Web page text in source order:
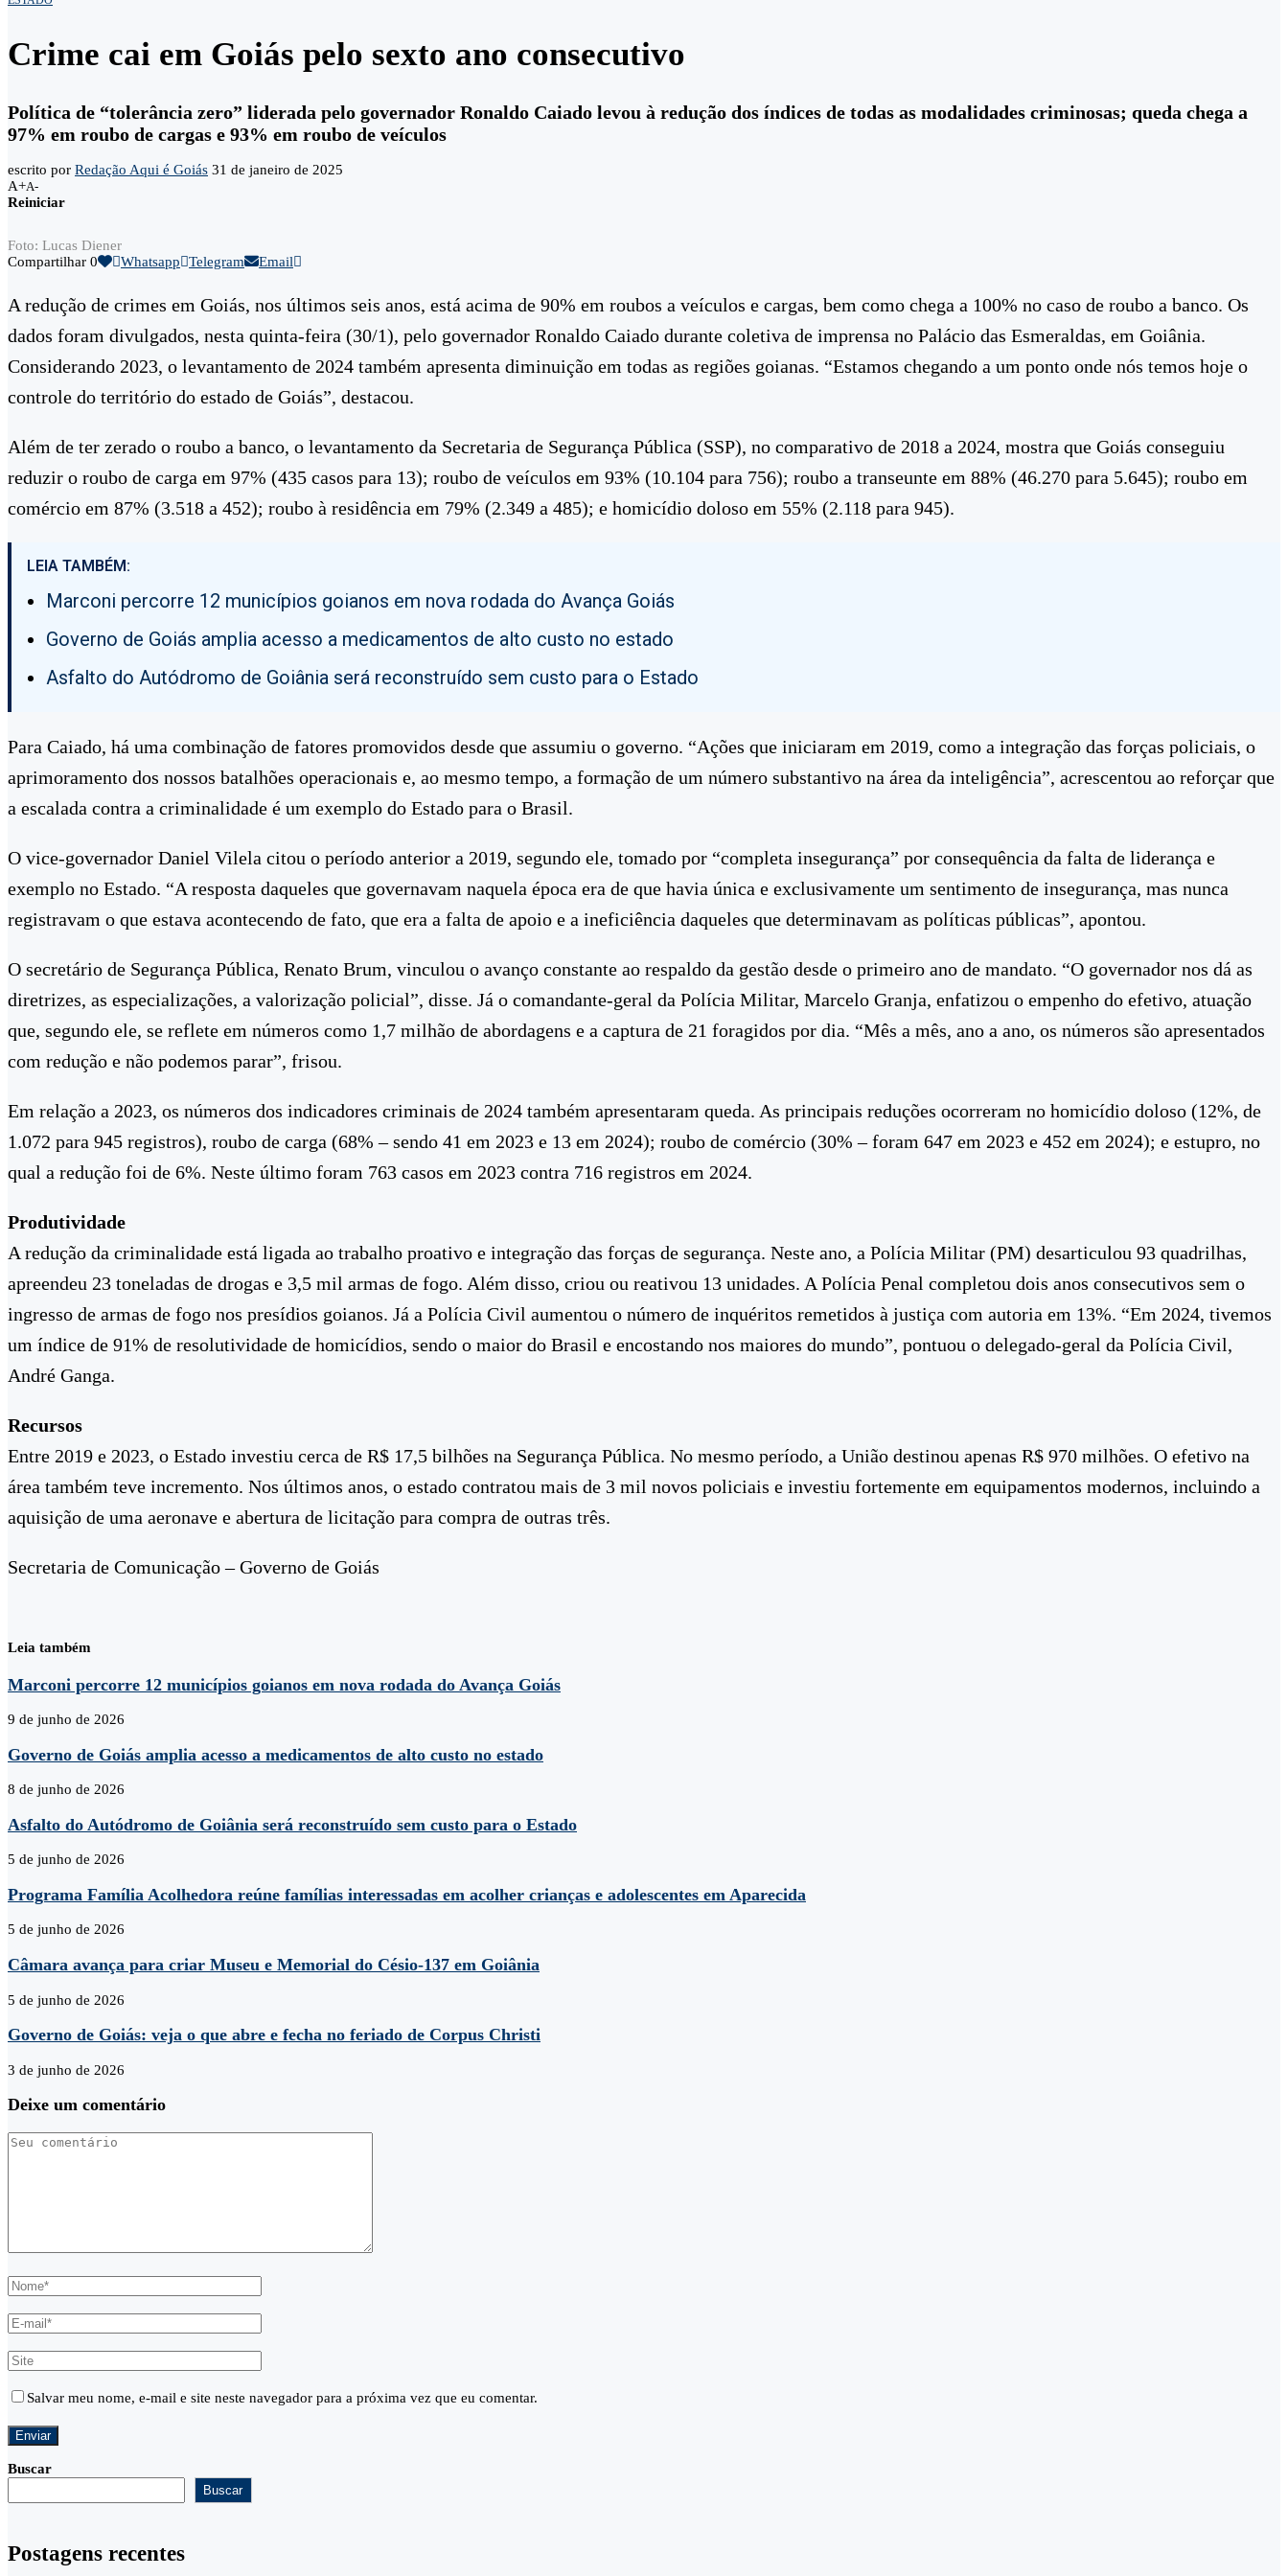
Crime cai em Goiás pelo sexto ano consecutivo
Política de “tolerância zero” liderada pelo governador Ronaldo Caiado levou à redução dos índices de todas as modalidades criminosas; queda chega a
97% em roubo de cargas e 93% em roubo de veículos
escrito por Redação Aqui é Goiás 31 de janeiro de 2025
A+A-
Reiniciar
Foto: Lucas Diener
Compartilhar 0 Whatsapp Telegram Email
A redução de crimes em Goiás, nos últimos seis anos, está acima de 90% em roubos a veículos e cargas, bem como chega a 100% no caso de roubo a banco. Os
dados foram divulgados, nesta quinta-feira (30/1), pelo governador Ronaldo Caiado durante coletiva de imprensa no Palácio das Esmeraldas, em Goiânia.
Considerando 2023, o levantamento de 2024 também apresenta diminuição em todas as regiões goianas. “Estamos chegando a um ponto onde nós temos hoje o
controle do território do estado de Goiás”, destacou.
Além de ter zerado o roubo a banco, o levantamento da Secretaria de Segurança Pública (SSP), no comparativo de 2018 a 2024, mostra que Goiás conseguiu
reduzir o roubo de carga em 97% (435 casos para 13); roubo de veículos em 93% (10.104 para 756); roubo a transeunte em 88% (46.270 para 5.645); roubo em
comércio em 87% (3.518 a 452); roubo à residência em 79% (2.349 a 485); e homicídio doloso em 55% (2.118 para 945).
LEIA TAMBÉM:
Marconi percorre 12 municípios goianos em nova rodada do Avança Goiás
Governo de Goiás amplia acesso a medicamentos de alto custo no estado
Asfalto do Autódromo de Goiânia será reconstruído sem custo para o Estado
Para Caiado, há uma combinação de fatores promovidos desde que assumiu o governo. “Ações que iniciaram em 2019, como a integração das forças policiais, o
aprimoramento dos nossos batalhões operacionais e, ao mesmo tempo, a formação de um número substantivo na área da inteligência”, acrescentou ao reforçar que
a escalada contra a criminalidade é um exemplo do Estado para o Brasil.
O vice-governador Daniel Vilela citou o período anterior a 2019, segundo ele, tomado por “completa insegurança” por consequência da falta de liderança e
exemplo no Estado. “A resposta daqueles que governavam naquela época era de que havia única e exclusivamente um sentimento de insegurança, mas nunca
registravam o que estava acontecendo de fato, que era a falta de apoio e a ineficiência daqueles que determinavam as políticas públicas”, apontou.
O secretário de Segurança Pública, Renato Brum, vinculou o avanço constante ao respaldo da gestão desde o primeiro ano de mandato. “O governador nos dá as
diretrizes, as especializações, a valorização policial”, disse. Já o comandante-geral da Polícia Militar, Marcelo Granja, enfatizou o empenho do efetivo, atuação
que, segundo ele, se reflete em números como 1,7 milhão de abordagens e a captura de 21 foragidos por dia. “Mês a mês, ano a ano, os números são apresentados
com redução e não podemos parar”, frisou.
Em relação a 2023, os números dos indicadores criminais de 2024 também apresentaram queda. As principais reduções ocorreram no homicídio doloso (12%, de
1.072 para 945 registros), roubo de carga (68% – sendo 41 em 2023 e 13 em 2024); roubo de comércio (30% – foram 647 em 2023 e 452 em 2024); e estupro, no
qual a redução foi de 6%. Neste último foram 763 casos em 2023 contra 716 registros em 2024.
Produtividade
A redução da criminalidade está ligada ao trabalho proativo e integração das forças de segurança. Neste ano, a Polícia Militar (PM) desarticulou 93 quadrilhas,
apreendeu 23 toneladas de drogas e 3,5 mil armas de fogo. Além disso, criou ou reativou 13 unidades. A Polícia Penal completou dois anos consecutivos sem o
ingresso de armas de fogo nos presídios goianos. Já a Polícia Civil aumentou o número de inquéritos remetidos à justiça com autoria em 13%. “Em 2024, tivemos
um índice de 91% de resolutividade de homicídios, sendo o maior do Brasil e encostando nos maiores do mundo”, pontuou o delegado-geral da Polícia Civil,
André Ganga.
Recursos
Entre 2019 e 2023, o Estado investiu cerca de R$ 17,5 bilhões na Segurança Pública. No mesmo período, a União destinou apenas R$ 970 milhões. O efetivo na
área também teve incremento. Nos últimos anos, o estado contratou mais de 3 mil novos policiais e investiu fortemente em equipamentos modernos, incluindo a
aquisição de uma aeronave e abertura de licitação para compra de outras três.
Secretaria de Comunicação – Governo de Goiás
Leia também
Marconi percorre 12 municípios goianos em nova rodada do Avança Goiás
9 de junho de 2026
Governo de Goiás amplia acesso a medicamentos de alto custo no estado
8 de junho de 2026
Asfalto do Autódromo de Goiânia será reconstruído sem custo para o Estado
5 de junho de 2026
Programa Família Acolhedora reúne famílias interessadas em acolher crianças e adolescentes em Aparecida
5 de junho de 2026
Câmara avança para criar Museu e Memorial do Césio-137 em Goiânia
5 de junho de 2026
Governo de Goiás: veja o que abre e fecha no feriado de Corpus Christi
3 de junho de 2026
Deixe um comentário
Salvar meu nome, e-mail e site neste navegador para a próxima vez que eu comentar.
Buscar
Buscar
Postagens recentes